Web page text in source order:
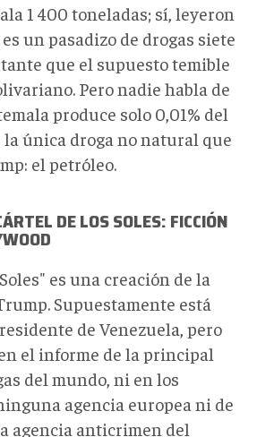
1 400 toneladas; sí, leyeron
un pasadizo de drogas siete
que el supuesto temible
Pero nadie habla de
produce solo 0,01% del
única droga no natural que
el petróleo.
DE LOS SOLES: FICCIÓN
es una creación de la
Supuestamente está
de Venezuela, pero
el informe de la principal
del mundo, ni en los
agencia europea ni de
agencia anticrimen del